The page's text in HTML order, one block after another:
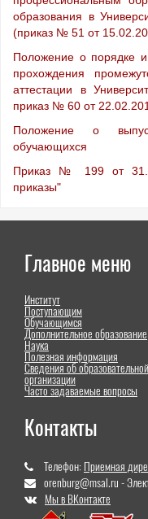
образования в
(приказ № 51 от
Положение о порядке и
прохождения
аттестации в
приказ № 60 от
Положение о
обучающихся
Приказ № 199 от
приказы"
Главное меню
Институт
Поступающим
Обучающимся
Дополнительное образование
Наука
Полезная информация
Сведения об образовательной
организации
Часто задаваемые вопросы
Контакты
Телефон: Приемная
orenburg@msal.ru -
Мы в ВКонтакте